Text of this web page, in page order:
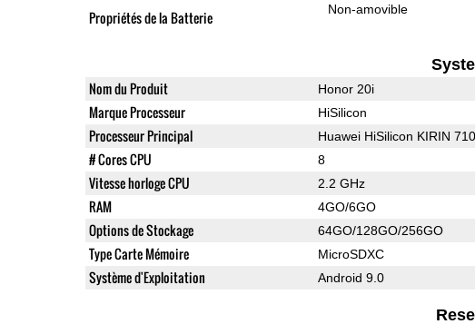
Propriétés de la Batterie Non-amovible
Nom du Produit Honor 20i
Marque Processeur HiSilicon
Processeur Principal Huawei HiSilicon KIRIN 710
# Cores CPU 8
Vitesse horloge CPU 2.2 GHz
RAM 4GO/6GO
Options de Stockage 64GO/128GO/256GO
Type Carte Mémoire MicroSDXC
Système d'Exploitation Android 9.0